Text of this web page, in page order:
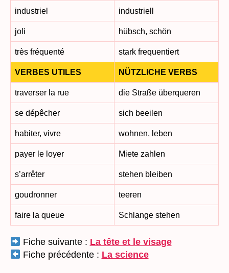
industriel industriell
joli hübsch, schön
très fréquenté stark frequentiert
VERBES UTILES NÜTZLICHE VERBS
traverser la rue die Straße überqueren
se dépêcher sich beeilen
habiter, vivre wohnen, leben
payer le loyer Miete zahlen
s’arrêter stehen bleiben
goudronner teeren
faire la queue Schlange stehen
Fiche suivante : La tête et le visage
Fiche précédente : La science